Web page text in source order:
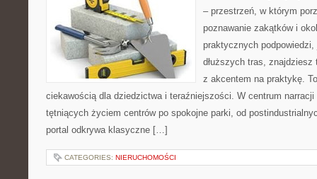
– przestrzeń, w którym
poznawanie zakątków i
praktycznych
dłuższych tras,
z akcentem na praktykę.
ciekawością dla dziedzictwa i teraźniejszości. W centrum
tętniących życiem centrów po spokojne parki, od
portal odkrywa klasyczne […]
CATEGORIES: NIERUCHOMOŚCI